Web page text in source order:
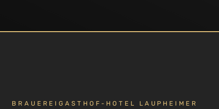
BRAUEREIGASTHOF-HOTEL LAUPHEIMER